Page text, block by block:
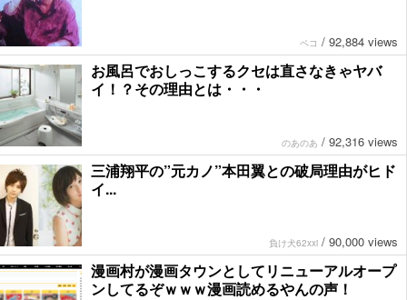
ペコ / 92,884 views
お風呂でおしっこするクセは直さなきゃヤバ
イ！？その理由とは・・・
のあのあ / 92,316 views
三浦翔平の”元カノ”本田翼との破局理由がヒド
イ...
負け犬62xxi / 90,000 views
漫画村が漫画タウンとしてリニューアルオープ
ンしてるぞｗｗｗ漫画読めるやんの声！